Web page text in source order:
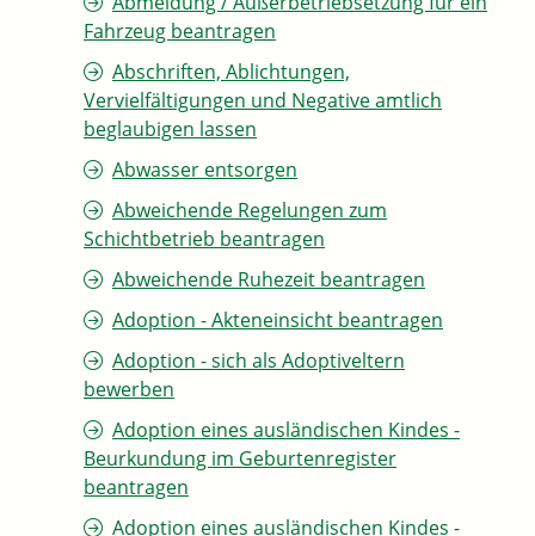
Fahrzeug beantragen
Abschriften, Ablichtungen,
Vervielfältigungen und Negative amtlich
beglaubigen lassen
Abwasser entsorgen
Abweichende Regelungen zum
Schichtbetrieb beantragen
Abweichende Ruhezeit beantragen
Adoption - Akteneinsicht beantragen
Adoption - sich als Adoptiveltern
bewerben
Adoption eines ausländischen Kindes -
Beurkundung im Geburtenregister
beantragen
Adoption eines ausländischen Kindes -